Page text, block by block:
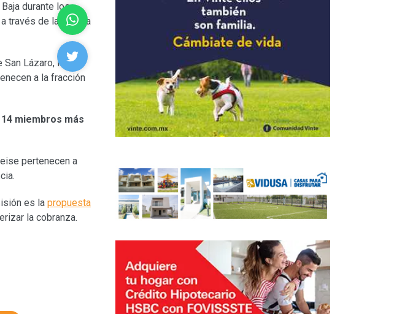
durante los
través de la Gaceta
Lázaro, la
a la fracción
14 miembros más
pertenecen a
es la propuesta
la cobranza.